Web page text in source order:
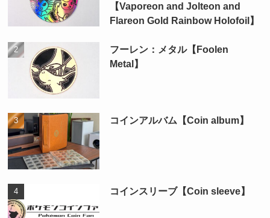
【Vaporeon and Jolteon and
Flareon Gold Rainbow Holofoil】
フーレン：メタル【Foolen
Metal】
コインアルバム【Coin album】
コインスリーブ【Coin sleeve】